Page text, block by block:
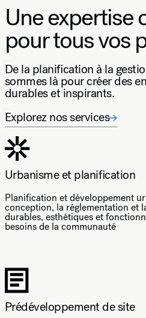
Une expertise
pour tous vos
De la planification à la
sommes là pour créer des
durables et inspirants.
Explorez nos services
Urbanisme et planification
Planification et développement
conception, la réglementation et
durables, esthétiques et
besoins de la communauté
Prédéveloppement de site